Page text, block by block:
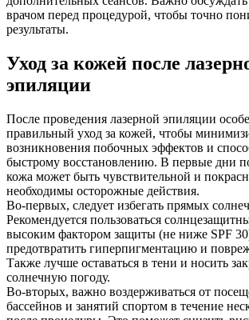
врачом перед процедурой, чтобы точно
результаты.
Уход за кожей после
эпиляции
После проведения лазерной эпиляции
правильный уход за кожей, чтобы
возникновения побочных эффектов и
быстрому восстановлению. В первые дни
кожа может быть чувствительной и
необходимы осторожные действия.
Во-первых, следует избегать прямых
Рекомендуется пользоваться
высоким фактором защиты (не ниже SPF
предотвратить гиперпигментацию и
Также лучше оставаться в тени и носить
солнечную погоду.
Во-вторых, важно воздерживаться от
бассейнов и занятий спортом в течение